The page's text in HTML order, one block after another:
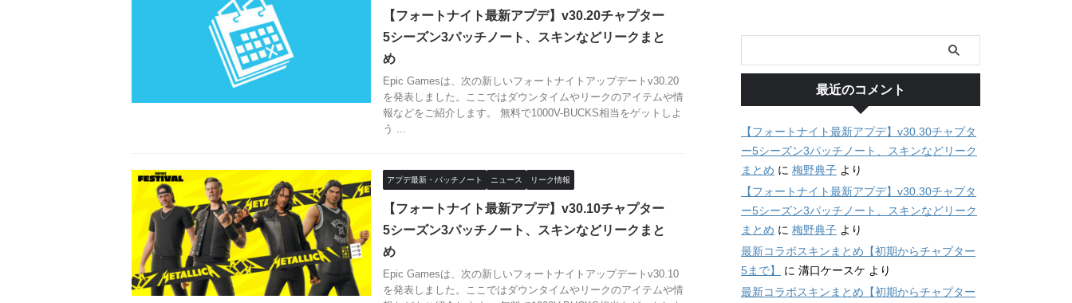
【フォートナイト最新アプデ】v30.20チャプター
5シーズン3パッチノート、スキンなどリークまと
め
Epic Gamesは、次の新しいフォートナイトアップデートv30.20
を発表しました。ここではダウンタイムやリークのアイテムや情
報などをご紹介します。 無料で1000V-BUCKS相当をゲットしよ
う ...
アプデ最新・パッチノート ニュース リーク情報
【フォートナイト最新アプデ】v30.10チャプター
5シーズン3パッチノート、スキンなどリークまと
め
Epic Gamesは、次の新しいフォートナイトアップデートv30.10
を発表しました。ここではダウンタイムやリークのアイテムや情
最近のコメント
【フォートナイト最新アプデ】v30.30チャプタ
ー5シーズン3パッチノート、スキンなどリーク
まとめ に 梅野典子 より
【フォートナイト最新アプデ】v30.30チャプタ
ー5シーズン3パッチノート、スキンなどリーク
まとめ に 梅野典子 より
最新コラボスキンまとめ【初期からチャプター
5まで】
に 溝口ケースケ より
最新コラボスキンまとめ【初期からチャプター